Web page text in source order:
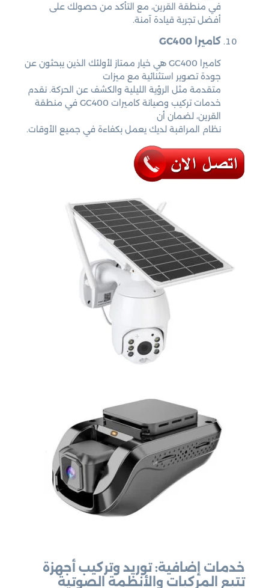
في منطقة القرين، مع التأكد من حصولك على
أفضل تجربة قيادة آمنة.
كاميرا GC400
كاميرا GC400 هي خيار ممتاز لأولئك الذين يبحثون عن
جودة تصوير استثنائية مع ميزات
متقدمة مثل الرؤية الليلية والكشف عن الحركة. نقدم
خدمات تركيب وصيانة كاميرات GC400 في منطقة
القرين، لضمان أن
نظام المراقبة لديك يعمل بكفاءة في جميع الأوقات.
خدمات إضافية: توريد وتركيب أجهزة
تتبع المركبات والأنظمة الصوتية